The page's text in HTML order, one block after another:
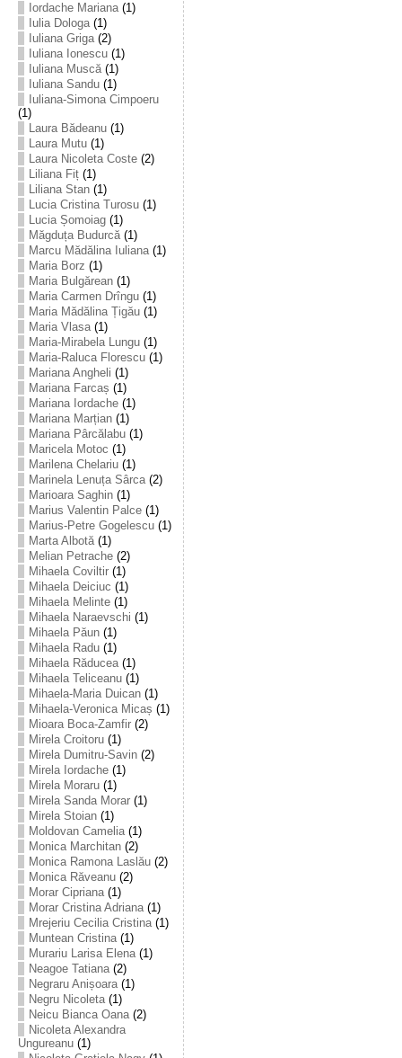
Iordache Mariana(1)
Iulia Dologa(1)
Iuliana Griga(2)
Iuliana Ionescu(1)
Iuliana Muscă(1)
Iuliana Sandu(1)
Iuliana-Simona Cimpoeru
(1)
Laura Bădeanu(1)
Laura Mutu(1)
Laura Nicoleta Coste(2)
Liliana Fiț(1)
Liliana Stan(1)
Lucia Cristina Turosu(1)
Lucia Șomoiag(1)
Măgduța Budurcă(1)
Marcu Mădălina Iuliana(1)
Maria Borz (1)
Maria Bulgărean(1)
Maria Carmen Drîngu(1)
Maria Mădălina Țigău(1)
Maria Vlasa(1)
Maria-Mirabela Lungu(1)
Maria-Raluca Florescu(1)
Mariana Angheli (1)
Mariana Farcaș (1)
Mariana Iordache(1)
Mariana Marțian(1)
Mariana Pârcălabu(1)
Maricela Motoc (1)
Marilena Chelariu(1)
Marinela Lenuța Sârca(2)
Marioara Saghin(1)
Marius Valentin Palce(1)
Marius-Petre Gogelescu(1)
Marta Albotă(1)
Melian Petrache(2)
Mihaela Coviltir(1)
Mihaela Deiciuc (1)
Mihaela Melinte(1)
Mihaela Naraevschi (1)
Mihaela Păun(1)
Mihaela Radu(1)
Mihaela Răducea(1)
Mihaela Teliceanu(1)
Mihaela-Maria Duican(1)
Mihaela-Veronica Micaș (1)
Mioara Boca-Zamfir(2)
Mirela Croitoru(1)
Mirela Dumitru-Savin(2)
Mirela Iordache(1)
Mirela Moraru(1)
Mirela Sanda Morar(1)
Mirela Stoian(1)
Moldovan Camelia(1)
Monica Marchitan(2)
Monica Ramona Laslău(2)
Monica Răveanu(2)
Morar Cipriana(1)
Morar Cristina Adriana(1)
Mrejeriu Cecilia Cristina(1)
Muntean Cristina(1)
Murariu Larisa Elena(1)
Neagoe Tatiana(2)
Negraru Anișoara(1)
Negru Nicoleta(1)
Neicu Bianca Oana(2)
Nicoleta Alexandra
Ungureanu(1)